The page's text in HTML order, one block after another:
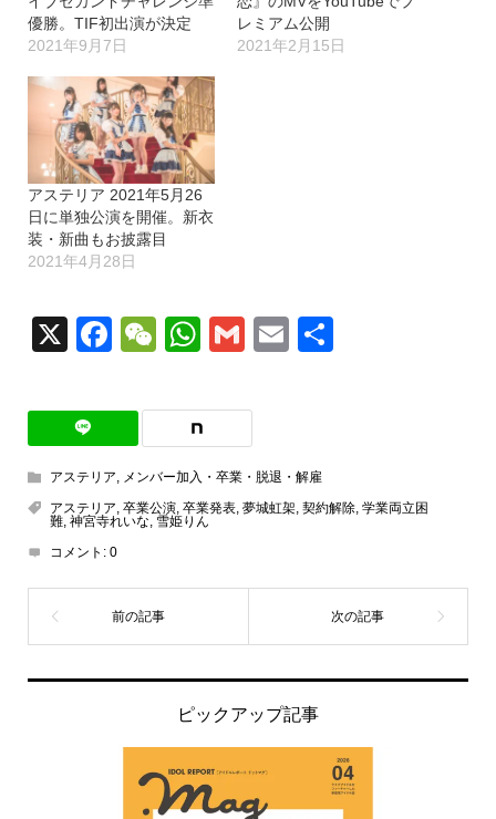
優勝。TIF初出演が決定
2021年9月7日
レミアム公開
2021年2月15日
アステリア 2021年5月26
日に単独公演を開催。新衣
装・新曲もお披露目
2021年4月28日
X Facebook
WeChat
WhatsApp
GmailEmail
アステリア, メンバー加入・卒業・脱退・解雇
アステリア, 卒業公演, 卒業発表, 夢城虹架, 契約解除, 学業両立困
難, 神宮寺れいな, 雪姫りん
コメント: 0
ピックアップ記事